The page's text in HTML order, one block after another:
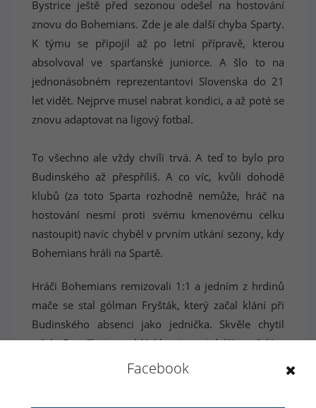
Bystrice ještě před sezonou odešel na hostování
znovu do Bohemians. Zde je ale další chyba Sparty.
K týmu se připojil až po letní přípravě, kterou
absolvoval ve sparťanské juniorce. A šlo to na
jednonásobném reprezentantovi Slovenska do 21
let vidět. Nejprve musel nabrat kondici, a až poté se
znovu adaptovat na ligový fotbal.
To všechno ale vždy chvíli trvá. A teď to bylo pro
Budinského až přespříliš. A co víc, kvůli dohodě
klubů (za toto Sparta rozhodně nemůže, hráč na
hostování nesmí proti svému kmenovému celku
nastoupit) navíc chyběl v prvním utkání sezony, kdy
Bohemians hráli na Spartě.
Hráči Bohemians remizovali 1:1 a jedním z hrdinů
mače se stal gólman Fryšták, který začal klání při
Budinského absenci jako jednička. Skvěle chytil
střelu Ben Chaima a blýskl se i proti dalším střelám
domácích, překonal ho pouze z penalty Lafata. A od
Facebook